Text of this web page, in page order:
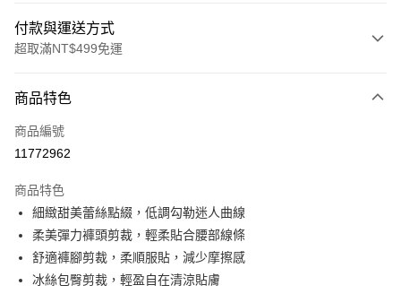
付款與運送方式
超取滿NT$499免運
信用卡一次付款
超商取貨付款
Apple Pay
街口支付
悠遊付
商品特色
商品編號
11772962
商品特色
細緻甜美蕾絲點綴，低調勾勒迷人曲線
柔美彈力褲頭剪裁，輕柔貼合腰部線條
舒適褲腳剪裁，柔順服貼，減少摩擦感
冰絲包臀剪裁，輕盈自在清涼貼膚